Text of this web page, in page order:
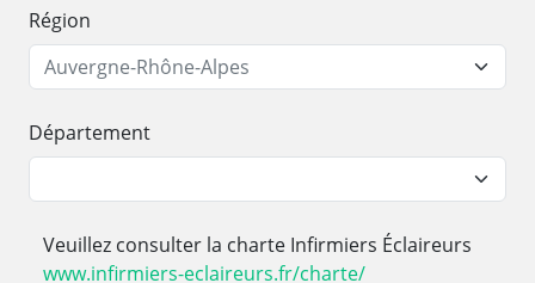
Région
Département
Veuillez consulter la charte Infirmiers Éclaireurs
www.infirmiers-eclaireurs.fr/charte/